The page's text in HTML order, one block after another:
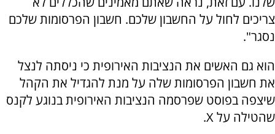
צריכים לחול על החשבון שלכם. חשבון הפרסומות שלכם
נסגר".
הוא גם האשים את הנציבות האירופית כי ניסתה לנצל
את חשבון הפרסומות שלה על מנת להגדיל את הקהל
שיצפה בפוסט שפרסמה הנציבות האירופית בנוגע לקנס
שהטילה עלX
.